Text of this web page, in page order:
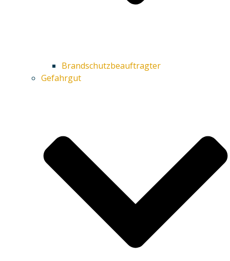
Brandschutzbeauftragter
Gefahrgut